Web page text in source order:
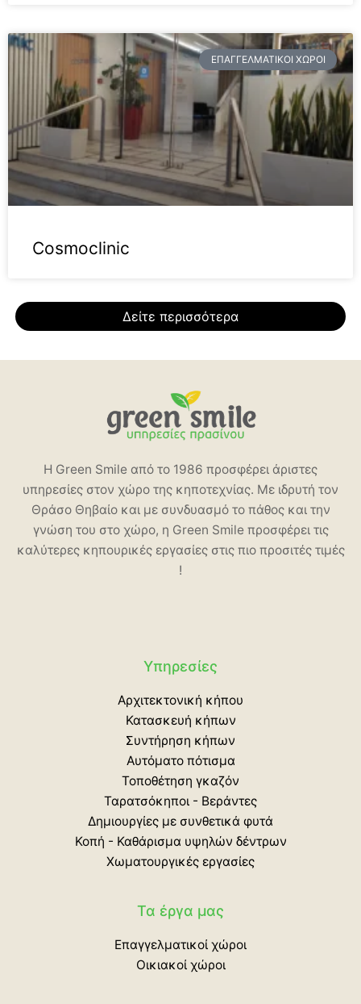
ΕΠΑΓΓΕΛΜΑΤΙΚΟΊ ΧΏΡΟΙ
Cosmoclinic
Δείτε περισσότερα
Η Green Smile από το 1986 προσφέρει άριστες
υπηρεσίες στον χώρο της κηποτεχνίας. Με ιδρυτή τον
Θράσο Θηβαίο και με συνδυασμό το πάθος και την
γνώση του στο χώρο, η Green Smile προσφέρει τις
καλύτερες κηπουρικές εργασίες στις πιο προσιτές τιμές
!
Υπηρεσίες
Αρχιτεκτονική κήπου
Κατασκευή κήπων
Συντήρηση κήπων
Αυτόματο πότισμα
Τοποθέτηση γκαζόν
Ταρατσόκηποι - Βεράντες
Δημιουργίες με συνθετικά φυτά
Κοπή - Καθάρισμα υψηλών δέντρων
Χωματουργικές εργασίες
Τα έργα μας
Επαγγελματικοί χώροι
Οικιακοί χώροι